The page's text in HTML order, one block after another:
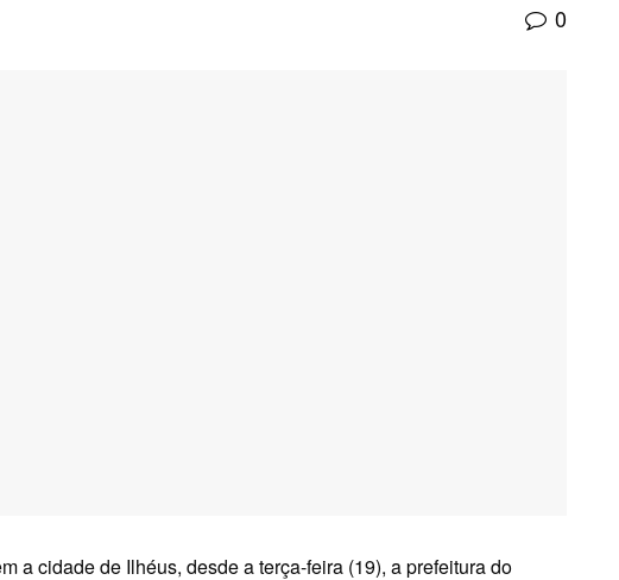
0
a cidade de Ilhéus, desde a terça-feira (19), a prefeitura do